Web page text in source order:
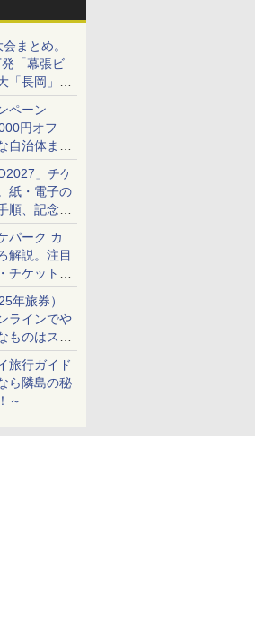
まとめ。
「幕張ビ
「長岡」な
白押し！
ペーン
円オフ
治体まと
」チケ
紙・電子の
順、記念チ
パーク カ
解説。注目
チケット手
な準備は？
年旅券）
ラインでや
ものはスマ
のみ
旅行ガイド
ら隣島の秘
～